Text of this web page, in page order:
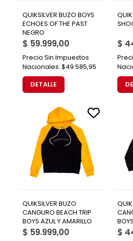
QUIKSILVER BUZO BOYS
ECHOES OF THE PAST
NEGRO
$ 59.999,00
Precio Sin Impuestos
Nacionales: $49.585,95
DETALLE
$
QUIKSILVER BUZO
CANGURO BEACH TRIP
BOYS AZUL Y AMARILLO
$ 59.999,00 $